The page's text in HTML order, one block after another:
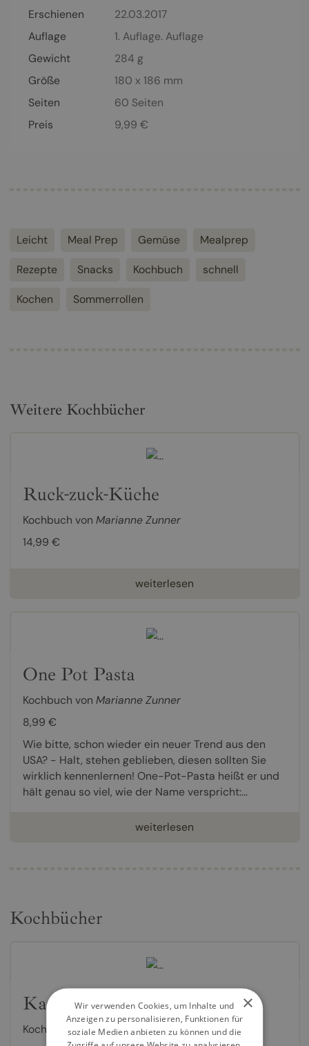
Erschienen
22.03.2017
Auflage
1. Auflage. Auflage
Gewicht
284 g
Größe
180 x 186 mm
Seiten
60 Seiten
Preis
9,99 €
Leicht Meal Prep Gemüse Mealprep
Rezepte Snacks Kochbuch schnell
Kochen Sommerrollen
Weitere Kochbücher
Ruck-zuck-Küche
Kochbuch von Marianne Zunner
14,99 €
weiterlesen
One Pot Pasta
Kochbuch von Marianne Zunner
8,99 €
Wie bitte, schon wieder ein neuer Trend aus den
USA? - Halt, stehen geblieben, diesen sollten Sie
wirklich kennenlernen! One-Pot-Pasta heißt er und
hält genau so viel, wie der Name verspricht:...
weiterlesen
Kochbücher
Kaffee-Kult
Kochbuch von Marianne Zunner
×
Wir verwenden Cookies, um Inhalte und
Anzeigen zu personalisieren, Funktionen für
soziale Medien anbieten zu können und die